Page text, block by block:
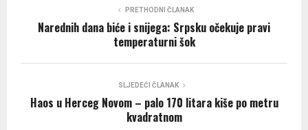
PRETHODNI ČLANAK
Narednih dana biće i snijega: Srpsku očekuje pravi
temperaturni šok
SLJEDEĆI ČLANAK
Haos u Herceg Novom – palo 170 litara kiše po metru
kvadratnom